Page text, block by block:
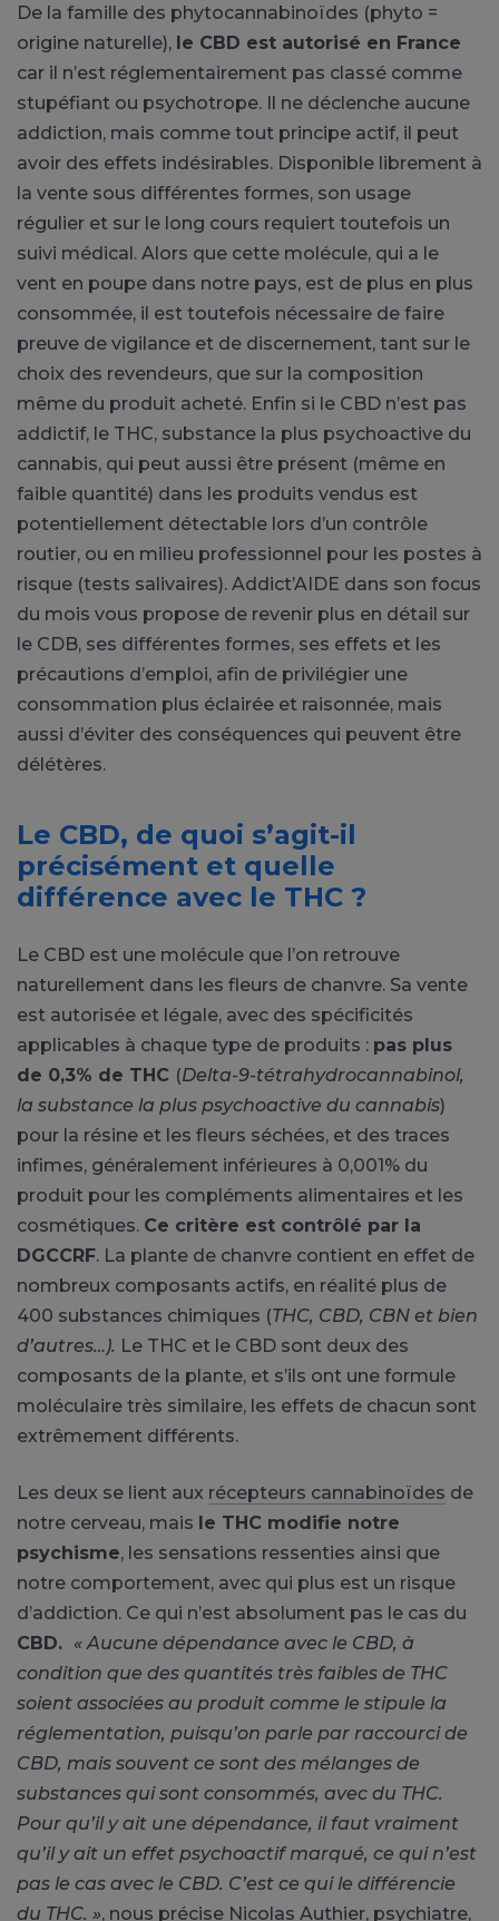
De la famille des phytocannabinoïdes (phyto =
origine naturelle), le CBD est autorisé en France
car il n’est réglementairement pas classé comme
stupéfiant ou psychotrope. Il ne déclenche aucune
addiction, mais comme tout principe actif, il peut
avoir des effets indésirables. Disponible librement à
la vente sous différentes formes, son usage
régulier et sur le long cours requiert toutefois un
suivi médical. Alors que cette molécule, qui a le
vent en poupe dans notre pays, est de plus en plus
consommée, il est toutefois nécessaire de faire
preuve de vigilance et de discernement, tant sur le
choix des revendeurs, que sur la composition
même du produit acheté. Enfin si le CBD n’est pas
addictif, le THC, substance la plus psychoactive du
cannabis, qui peut aussi être présent (même en
faible quantité) dans les produits vendus est
potentiellement détectable lors d’un contrôle
routier, ou en milieu professionnel pour les postes à
risque (tests salivaires). Addict’AIDE dans son focus
du mois vous propose de revenir plus en détail sur
le CDB, ses différentes formes, ses effets et les
précautions d’emploi, afin de privilégier une
consommation plus éclairée et raisonnée, mais
aussi d’éviter des conséquences qui peuvent être
délétères.
Le CBD, de quoi s’agit-il
précisément et quelle
différence avec le THC ?
Le CBD est une molécule que l’on retrouve
naturellement dans les fleurs de chanvre. Sa vente
est autorisée et légale, avec des spécificités
applicables à chaque type de produits : pas plus
de 0,3% de THC (Delta-9-tétrahydrocannabinol,
la substance la plus psychoactive du cannabis)
pour la résine et les fleurs séchées, et des traces
infimes, généralement inférieures à 0,001% du
produit pour les compléments alimentaires et les
cosmétiques. Ce critère est contrôlé par la
DGCCRF. La plante de chanvre contient en effet de
nombreux composants actifs, en réalité plus de
400 substances chimiques (THC, CBD, CBN et bien
d’autres…). Le THC et le CBD sont deux des
composants de la plante, et s’ils ont une formule
moléculaire très similaire, les effets de chacun sont
extrêmement différents.
Les deux se lient aux récepteurs cannabinoïdes de
notre cerveau, mais le THC modifie notre
psychisme, les sensations ressenties ainsi que
notre comportement, avec qui plus est un risque
d’addiction. Ce qui n’est absolument pas le cas du
CBD. « Aucune dépendance avec le CBD, à
condition que des quantités très faibles de THC
soient associées au produit comme le stipule la
réglementation, puisqu’on parle par raccourci de
CBD, mais souvent ce sont des mélanges de
substances qui sont consommés, avec du THC.
Pour qu’il y ait une dépendance, il faut vraiment
qu’il y ait un effet psychoactif marqué, ce qui n’est
pas le cas avec le CBD. C’est ce qui le différencie
du THC. », nous précise Nicolas Authier, psychiatre,